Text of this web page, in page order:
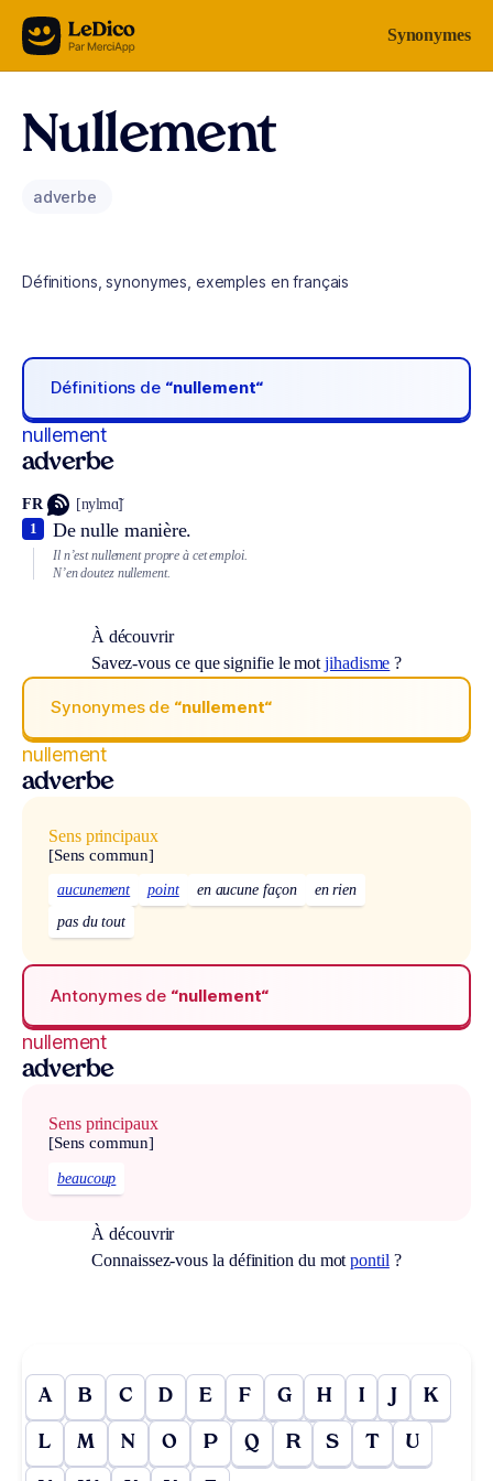
Aller au contenu Synonymes
Nullement
adverbe
Définitions, synonymes, exemples en français
Définitions de “nullement“
nullement
adverbe
FR [nylmɑ̃]
De nulle manière.
1
Il n’est nullement propre à cet emploi.
N’en doutez nullement.
À découvrir
Savez-vous ce que signifie le motjihadisme ?
Synonymes de “nullement“
nullement
adverbe
Sens principaux
[Sens commun]
aucunement point en aucune façon
en rien
pas du tout
Antonymes de “nullement“
nullement
adverbe
Sens principaux
[Sens commun]
beaucoup
À découvrir
Connaissez-vous la définition du motpontil ?
A B C D E F G H I J K
L M N O P Q R S T U